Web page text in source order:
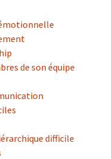
de son équipe
difficile